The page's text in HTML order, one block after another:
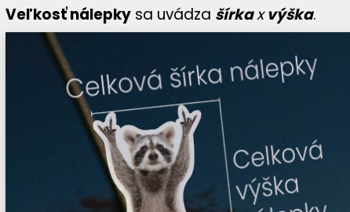
moderných platforiem je čistá irónia.
ju v tomto kontexte vytvára vizuálny šok, ktorý
miluje provokáciu a vie, že kúsok
Veľkosť nálepky sa uvádza šírkaxvýška.